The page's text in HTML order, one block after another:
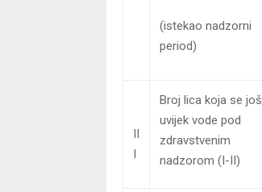
(istekao nadzorni
period)
II
I
Broj lica koja se još
uvijek vode pod
zdravstvenim
nadzorom (I-II)